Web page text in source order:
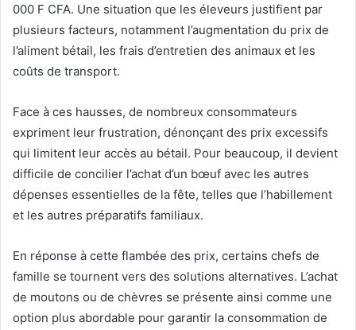
000 F CFA. Une situation que les éleveurs justifient par
plusieurs facteurs, notamment l’augmentation du prix de
l’aliment bétail, les frais d’entretien des animaux et les
coûts de transport.
Face à ces hausses, de nombreux consommateurs
expriment leur frustration, dénonçant des prix excessifs
qui limitent leur accès au bétail. Pour beaucoup, il devient
difficile de concilier l’achat d’un bœuf avec les autres
dépenses essentielles de la fête, telles que l’habillement
et les autres préparatifs familiaux.
En réponse à cette flambée des prix, certains chefs de
famille se tournent vers des solutions alternatives. L’achat
de moutons ou de chèvres se présente ainsi comme une
option plus abordable pour garantir la consommation de